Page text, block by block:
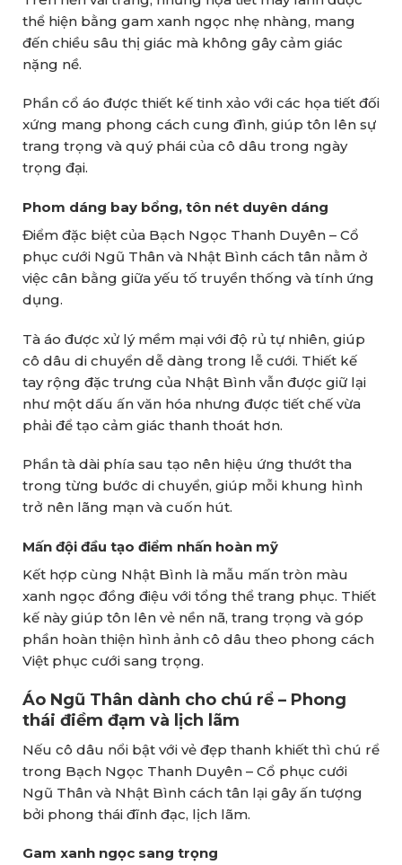
thể hiện bằng gam xanh ngọc nhẹ nhàng, mang
đến chiều sâu thị giác mà không gây cảm giác
nặng nề.
Phần cổ áo được thiết kế tinh xảo với các họa tiết đối
xứng mang phong cách cung đình, giúp tôn lên sự
trang trọng và quý phái của cô dâu trong ngày
trọng đại.
Phom dáng bay bổng, tôn nét duyên dáng
Điểm đặc biệt của Bạch Ngọc Thanh Duyên – Cổ
phục cưới Ngũ Thân và Nhật Bình cách tân nằm ở
việc cân bằng giữa yếu tố truyền thống và tính ứng
dụng.
Tà áo được xử lý mềm mại với độ rủ tự nhiên, giúp
cô dâu di chuyển dễ dàng trong lễ cưới. Thiết kế
tay rộng đặc trưng của Nhật Bình vẫn được giữ lại
như một dấu ấn văn hóa nhưng được tiết chế vừa
phải để tạo cảm giác thanh thoát hơn.
Phần tà dài phía sau tạo nên hiệu ứng thướt tha
trong từng bước di chuyển, giúp mỗi khung hình
trở nên lãng mạn và cuốn hút.
Mấn đội đầu tạo điểm nhấn hoàn mỹ
Kết hợp cùng Nhật Bình là mẫu mấn tròn màu
xanh ngọc đồng điệu với tổng thể trang phục. Thiết
kế này giúp tôn lên vẻ nền nã, trang trọng và góp
phần hoàn thiện hình ảnh cô dâu theo phong cách
Việt phục cưới sang trọng.
Áo Ngũ Thân dành cho chú rể – Phong
thái điềm đạm và lịch lãm
Nếu cô dâu nổi bật với vẻ đẹp thanh khiết thì chú rể
trong Bạch Ngọc Thanh Duyên – Cổ phục cưới
Ngũ Thân và Nhật Bình cách tân lại gây ấn tượng
bởi phong thái đĩnh đạc, lịch lãm.
Gam xanh ngọc sang trọng